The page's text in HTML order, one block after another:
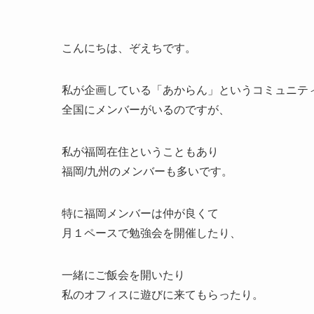
こんにちは、ぞえちです。
私が企画している「あからん」というコミュニテ
全国にメンバーがいるのですが、
私が福岡在住ということもあり
福岡/九州のメンバーも多いです。
特に福岡メンバーは仲が良くて
月１ペースで勉強会を開催したり、
一緒にご飯会を開いたり
私のオフィスに遊びに来てもらったり。